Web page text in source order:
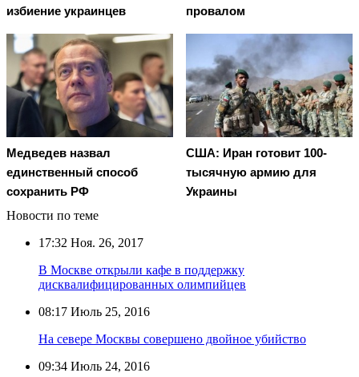
избиение украинцев
провалом
Медведев назвал
единственный способ
сохранить РФ
США: Иран готовит 100-
тысячную армию для
Украины
Новости по теме
17:32 Ноя. 26, 2017
В Москве открыли кафе в поддержку
дисквалифицированных олимпийцев
08:17 Июль 25, 2016
На севере Москвы совершено двойное убийство
09:34 Июль 24, 2016